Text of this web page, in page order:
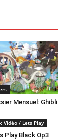
Mensuel: Ghibli
Vidéo / Lets Play
Play Black Op3